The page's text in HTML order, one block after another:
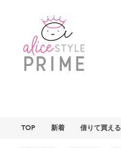
TOP 新着 借りて買える